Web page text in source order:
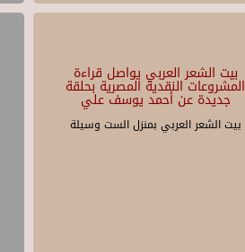
بيت الشعر العربي يواصل قراءة
المشروعات النقدية المصرية بحلقة
جديدة عن أحمد يوسف علي
بيت الشعر العربي بمنزل الست وسيلة